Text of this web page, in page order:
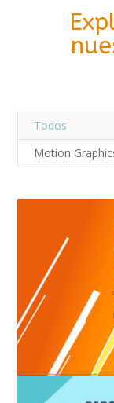
Todos
Motion